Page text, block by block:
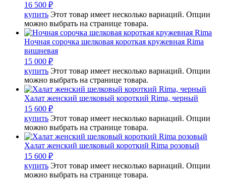
16 500 ₽
купить Этот товар имеет несколько вариаций. Опции
можно выбрать на странице товара.
Ночная сорочка шелковая короткая кружевная Rima
вишневая
15 000 ₽
купить Этот товар имеет несколько вариаций. Опции
можно выбрать на странице товара.
Халат женский шелковый короткий Rima, черный
15 600 ₽
купить Этот товар имеет несколько вариаций. Опции
можно выбрать на странице товара.
Халат женский шелковый короткий Rima розовый
15 600 ₽
купить Этот товар имеет несколько вариаций. Опции
можно выбрать на странице товара.